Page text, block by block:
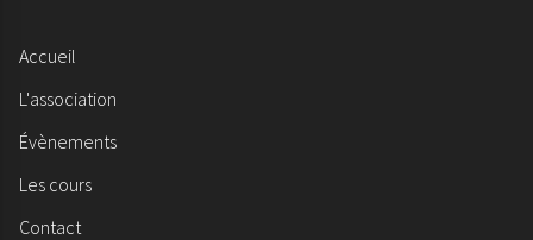
Accueil
L'association
Évènements
Les cours
Contact